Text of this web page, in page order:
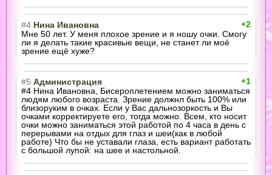
+2
#4 Нина Ивановна
Мне 50 лет. У меня плохое зрение и я ношу очки. Смогу
ли я делать такие красивые вещи, не станет ли моё
зрение ещё хуже?
+1
#5 Администрация
#4 Нина Ивановна, Бисероплетением можно заниматься
людям любого возраста. Зрение должнл быть 100% или
близоруким в очках. Если у Вас дальнозоркость и Вы
очками корректируете его, тогда можно. Всем, кто носит
очки можно заниматься этой работой по 4 часа в день с
перерывами на отдых для глаз и шеи(как в любой
работе) Что бы не уставали глаза, есть вариант работать
с большой лупой: на шее и настольной.